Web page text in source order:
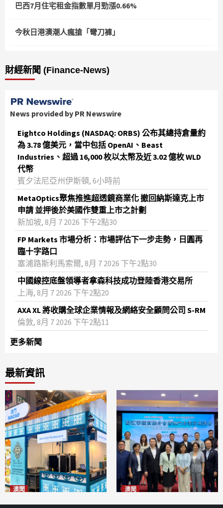
巴西7月住宅租金指數單月勁漲0.66%
今秋日港澳潮人瘋搶「彎刀褲」
財經新聞 (Finance-News)
News provided by PR Newswire
Eightco Holdings (NASDAQ: ORBS) 公布其總持倉量約
為 3.78 億美元，當中包括 OpenAI、Beast
Industries、超過 16,000 枚以太幣及近 3.02 億枚 WLD
代幣
賓夕法尼亞州伊斯頓, 6小時前
MetaOptics聚焦推進超透鏡商業化 撤回納斯達克上市
申請 並押後於美國作雙重上市之計劃
新加坡, 8月 7 2026 下午2點30
FP Markets 市場分析：市場評估下一步走勢，日圓再
臨十字路口
塞浦路斯利馬索爾, 8月 7 2026 下午2點30
中國線控底盤領導者拿森科技成功登陸香港交易所
上海, 8月 7 2026 下午2點20
AXA XL 將收購全球企業情報及網絡安全顧問公司 S-RM
倫敦, 8月 7 2026 下午2點11
更多新聞
最新資訊
澳聞 澳聞